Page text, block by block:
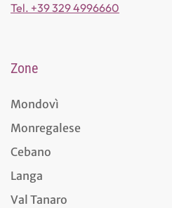
Tel. +39 329 4996660
Zone
Mondovì
Monregalese
Cebano
Langa
Val Tanaro